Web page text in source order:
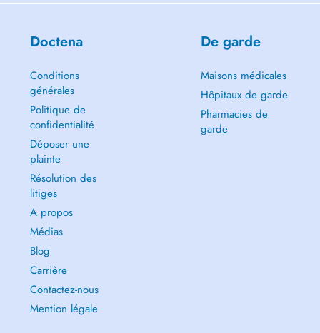
Feulen, Ettelbruck, Colmarberg, Heiderscheid, and Eschdorf.
Doctena
Conditions
générales
Politique de
confidentialité
Déposer une
plainte
Résolution des
litiges
A propos
Médias
Blog
Carrière
Contactez-nous
Mention légale
De garde
Maisons médicales
Hôpitaux de garde
Pharmacies de
garde